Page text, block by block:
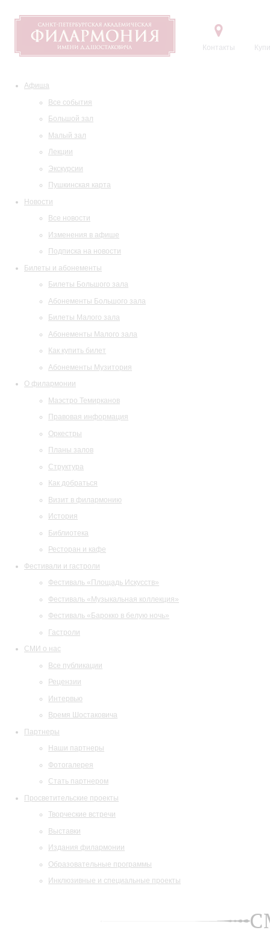
Контакты
Афиша
Все события
Большой зал
Малый зал
Лекции
Экскурсии
Пушкинская карта
Новости
Все новости
Изменения в афише
Подписка на новости
Билеты и абонементы
Билеты Большого зала
Абонементы Большого зала
Билеты Малого зала
Абонементы Малого зала
Как купить билет
Абонементы Музитория
О филармонии
Маэстро Темирканов
Правовая информация
Оркестры
Планы залов
Структура
Как добраться
Визит в филармонию
История
Библиотека
Ресторан и кафе
Фестивали и гастроли
Фестиваль «Площадь Искусств»
Фестиваль «Музыкальная коллекция»
Фестиваль «Барокко в белую ночь»
Гастроли
СМИ о нас
Все публикации
Рецензии
Интервью
Время Шостаковича
Партнеры
Наши партнеры
Фотогалерея
Стать партнером
Просветительские проекты
Творческие встречи
Выставки
Издания филармонии
Образовательные программы
Инклюзивные и специальные проекты